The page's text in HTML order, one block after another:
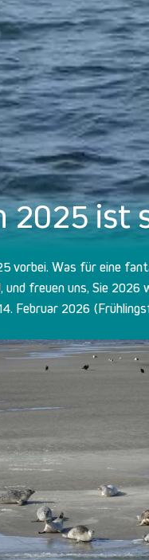
2025 ist
vorbei. Was für eine
und freuen uns, Sie
Februar 2026